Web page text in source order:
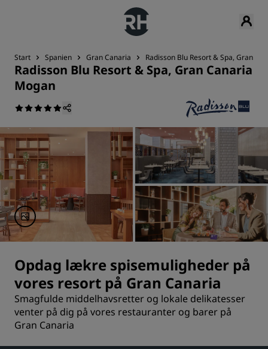
Start Spanien Gran Canaria Radisson Blu Resort & Spa, Gran
Radisson Blu Resort & Spa, Gran Canaria
Mogan
Opdag lækre spisemuligheder på
vores resort på Gran Canaria
Smagfulde middelhavsretter og lokale delikatesser
venter på dig på vores restauranter og barer på
Gran Canaria